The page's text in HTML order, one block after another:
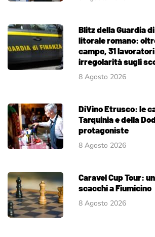
Blitz della Guardia
litorale romano:
campo, 31
irregolarità sugli
8 Agosto 2026
DiVino Etrusco: le
Tarquinia e della
protagoniste
8 Agosto 2026
Caravel Cup Tour:
scacchi a Fiumicino
8 Agosto 2026